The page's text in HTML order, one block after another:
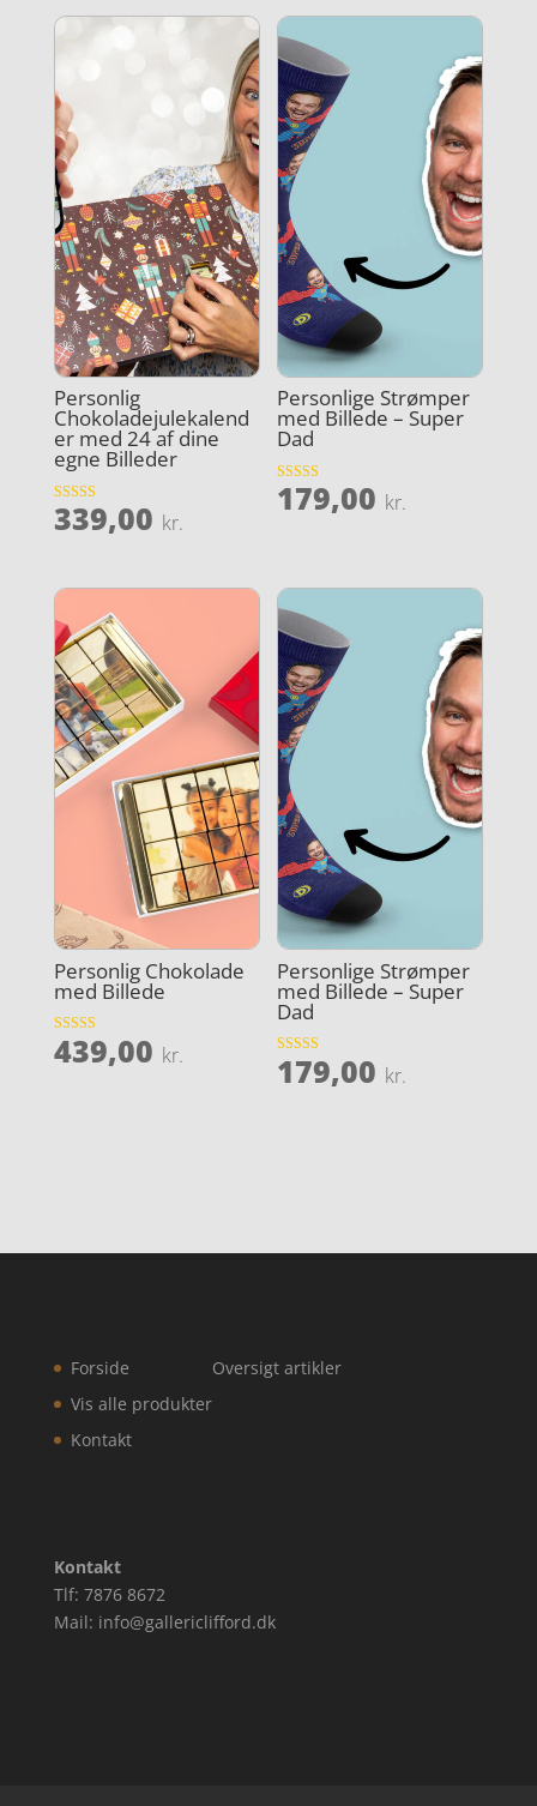
Personlig
Chokoladejulekalend
er med 24 af dine
egne Billeder
Vurderet
4.2
339,00 kr.
Personlige Strømper
med Billede – Super
Dad
Vurderet
5
179,00 kr.
Personlig Chokolade
med Billede
Vurderet
4.9
439,00 kr.
Personlige Strømper
med Billede – Super
Dad
Vurderet
4.9
179,00 kr.
Forside
Vis alle produkter
Kontakt
Oversigt artikler
Kontakt
Tlf: 7876 8672
Mail: info@gallericlifford.dk